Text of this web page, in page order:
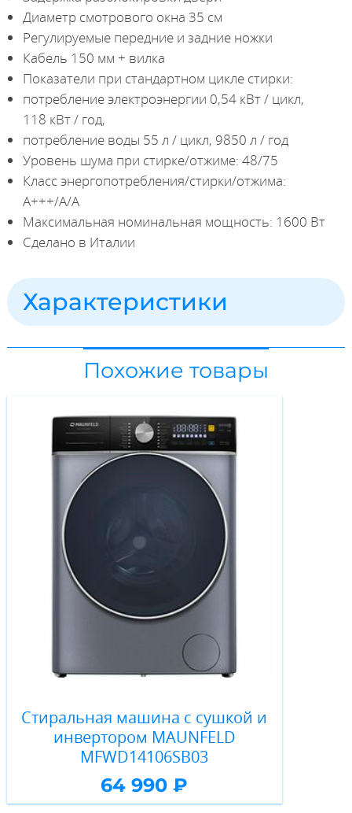
Диаметр смотрового окна 35 см
Регулируемые передние и задние ножки
Кабель 150 мм + вилка
Показатели при стандартном цикле стирки:
потребление электроэнергии 0,54 кВт / цикл,
118 кВт / год,
потребление воды 55 л / цикл, 9850 л / год
Уровень шума при стирке/отжиме: 48/75
Класс энергопотребления/стирки/отжима:
A+++/A/А
Максимальная номинальная мощность: 1600 Вт
Сделано в Италии
Характеристики
Похожие товары
Стиральная машина c сушкой и
инвертором MAUNFELD
MFWD14106SB03
64 990 ₽